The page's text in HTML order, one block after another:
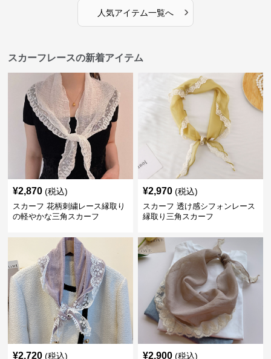
人気アイテム一覧へ ›
スカーフレースの新着アイテム
¥2,870 (税込)
スカーフ 花柄刺繍レース縁取り
の軽やかな三角スカーフ
¥2,970 (税込)
スカーフ 透け感シフォンレース
縁取り三角スカーフ
¥2,720 (税込) ¥2,900 (税込)